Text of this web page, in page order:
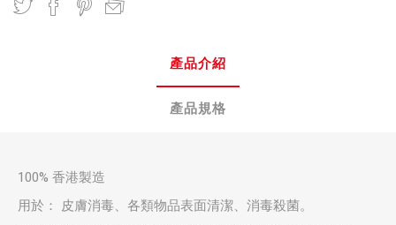
產品介紹
產品規格
100% 香港製造
用於： 皮膚消毒、各類物品表面清潔、消毒殺菌。